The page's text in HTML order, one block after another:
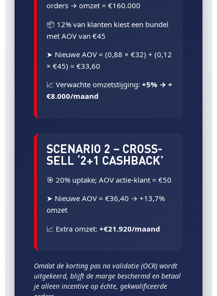
orders → omzet = €160.000
📦 12% van klanten kiest een bundel
met AOV van €45
➤ Nieuwe AOV = (0,88 × €32) + (0,12
× €45) = €33,60
📈 Verwachte omzetstijging: +5% → +
€8.000/maand
SCENARIO 2 – CROSS-
SELL ‘2+1 CASHBACK’
🎯 20% uptake; AOV actie-klant = €50
➤ Nieuwe AOV = €36,40 → +13,7%
omzet
📈 Extra omzet: +€21.920/maand
Omdat de korting pas na validatie (OCR) wordt
uitgekeerd, blijft de marge beschermd en betaal
je alleen incentive op échte, gekwalificeerde